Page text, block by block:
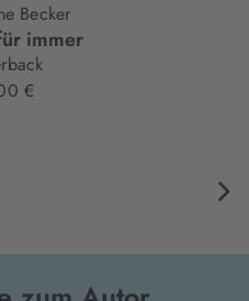
Becker
immer
€